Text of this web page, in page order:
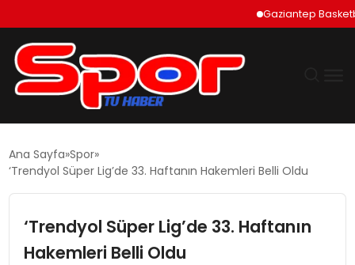
Gaziantep Basketbol
EKONOMI
Ana Sayfa Spor
‘Trendyol Süper Lig’de 33. Haftanın Hakemleri Belli Oldu
‘Trendyol Süper Lig’de 33. Haftanın
Hakemleri Belli Oldu